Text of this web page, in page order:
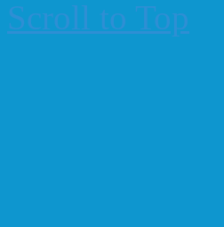
Scroll to Top